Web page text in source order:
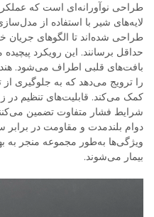
طراحی نوآورانه‌ای است که
لایه‌های شیر با استفاده از
طراحی شده‌اند تا الگوهای جریان
حداقل برسانند. این رویکرد
بافت‌های قلبی اطراف می‌شود.
را ترویج می‌دهد که به جلوگیری
کمک می‌کند. قابلیت‌های تنظیم در
شرایط فشار متفاوت تضمین
دوام بلندمدت و مقاومت در
ویژگی‌ها به‌طور مجموعه منجر به
بیمار می‌شوند.